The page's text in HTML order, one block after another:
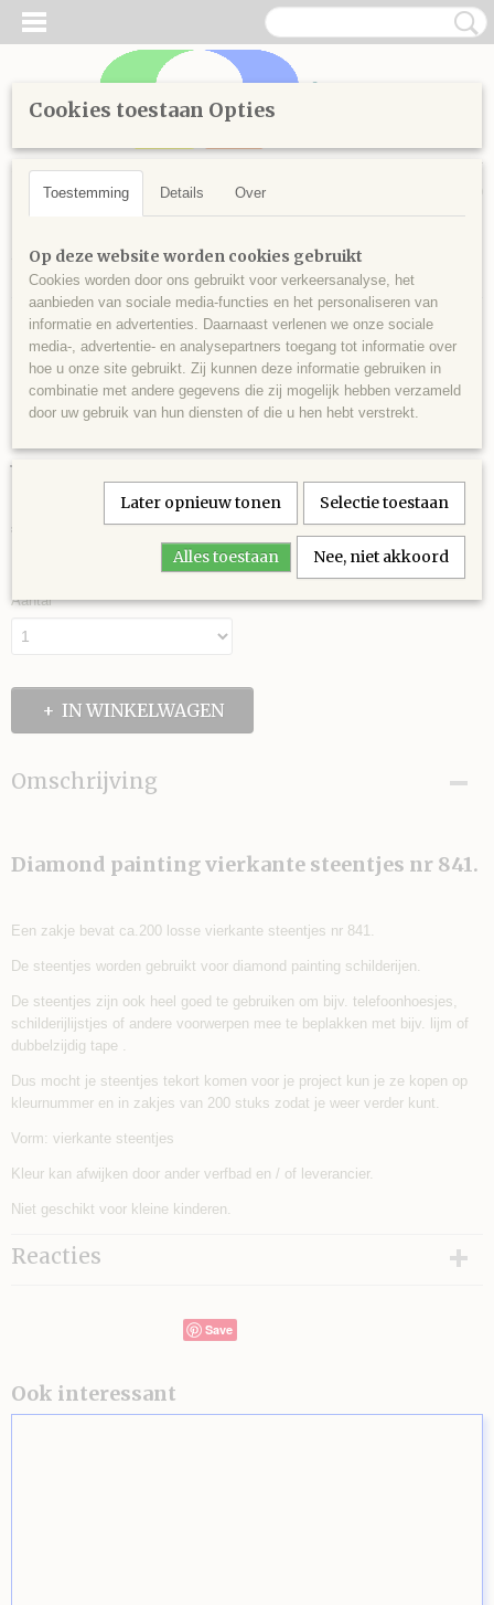
Inloggen Registreren
UW WINKELWAGEN
Home >Diamond Painting> Losse steentjes vierkant
vanaf 800 >Vierkante steentjes nr 841
Vierkante steentjes nr 841
€ 0,30
Aantal
IN WINKELWAGEN
Omschrijving
Diamond painting vierkante steentjes nr 841.
Een zakje bevat ca.200 losse vierkante steentjes nr 841.
De steentjes worden gebruikt voor diamond painting schilderijen.
De steentjes zijn ook heel goed te gebruiken om bijv. telefoonhoesjes,
schilderijlijstjes of andere voorwerpen mee te beplakken met bijv. lijm of
dubbelzijdig tape .
Dus mocht je steentjes tekort komen voor je project kun je ze kopen op
kleurnummer en in zakjes van 200 stuks zodat je weer verder kunt.
Vorm: vierkante steentjes
Kleur kan afwijken door ander verfbad en / of leverancier.
Niet geschikt voor kleine kinderen.
Reacties
Save
Ook interessant
Cookies toestaan Opties
Toestemming Details Over
Op deze website worden cookies gebruikt
Cookies worden door ons gebruikt voor verkeersanalyse, het
aanbieden van sociale media-functies en het personaliseren van
informatie en advertenties. Daarnaast verlenen we onze sociale
media-, advertentie- en analysepartners toegang tot informatie over
hoe u onze site gebruikt. Zij kunnen deze informatie gebruiken in
combinatie met andere gegevens die zij mogelijk hebben verzameld
door uw gebruik van hun diensten of die u hen hebt verstrekt.
Later opnieuw tonen Selectie toestaan
Alles toestaan Nee, niet akkoord